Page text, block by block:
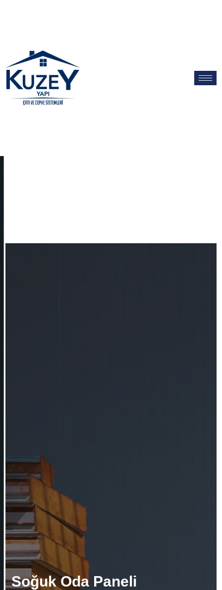
Soğuk Oda Paneli